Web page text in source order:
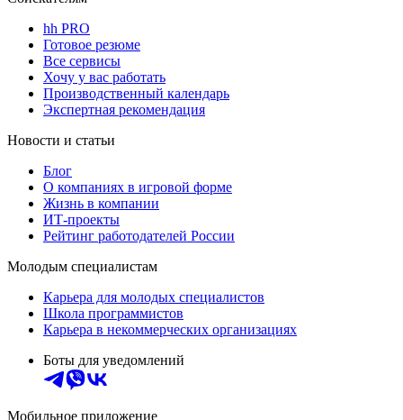
hh PRO
Готовое резюме
Все сервисы
Хочу у вас работать
Производственный календарь
Экспертная рекомендация
Новости и статьи
Блог
О компаниях в игровой форме
Жизнь в компании
ИТ-проекты
Рейтинг работодателей России
Молодым специалистам
Карьера для молодых специалистов
Школа программистов
Карьера в некоммерческих организациях
Боты для уведомлений
Мобильное приложение